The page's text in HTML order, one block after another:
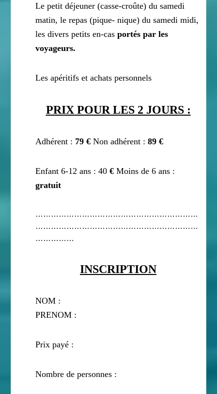
Le petit déjeuner (casse-croûte) du samedi
matin, le repas (pique- nique) du samedi midi,
les divers petits en-casportés par les
voyageurs.
Les apéritifs et achats personnels
PRIX POUR LES 2 JOURS :
Adhérent : 79 €Non adhérent :89 €
Enfant 6-12 ans : 40 € Moins de 6 ans :
gratuit
………………………………………………………
………………………………………………………
……………
INSCRIPTION
NOM :
PRENOM :
Prix payé :
Nombre de personnes :